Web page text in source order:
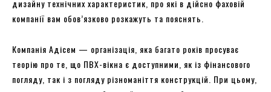
дизайну технічних характеристик, про які в дійсно фаховій
компанії вам обов’язково розкажуть та пояснять.
Компанія Адісем — організація, яка багато років просуває
теорію про те, що ПВХ-вікна є доступними, як із фінансового
погляду, так і з погляду різноманіття конструкцій. При цьому,